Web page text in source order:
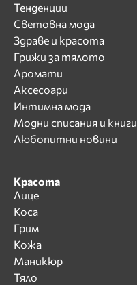
Тенденции
Световна мода
Здраве и красота
Грижи за тялото
Аромати
Аксесоари
Интимна мода
Модни списания и книги
Любопитни новини
Красота
Лице
Коса
Грим
Кожа
Маникюр
Тяло